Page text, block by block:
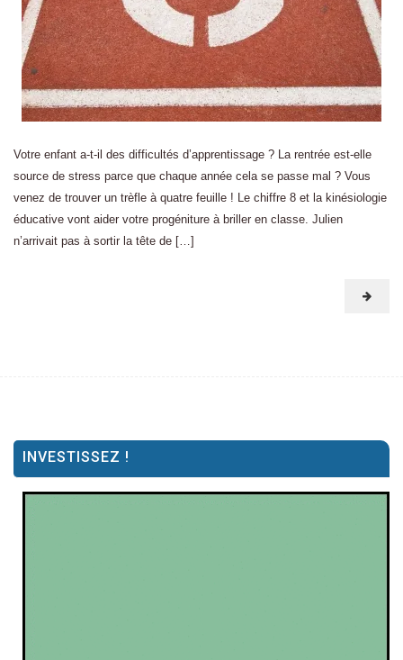
Votre enfant a-t-il des difficultés d’apprentissage ? La rentrée est-elle
source de stress parce que chaque année cela se passe mal ? Vous
venez de trouver un trèfle à quatre feuille ! Le chiffre 8 et la kinésiologie
éducative vont aider votre progéniture à briller en classe. Julien
n’arrivait pas à sortir la tête de […]
INVESTISSEZ !